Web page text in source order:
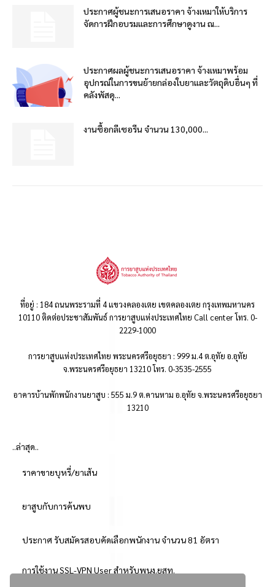
ประกาศผู้ชนะการเสนอราคา จ้างเหมาให้บริการ
จัดการฝึกอบรมและการศึกษาดูงาน ณ...
ประกาศผลผู้ชนะการเสนอราคา จ้างเหมาพร้อม
อุปกรณ์ในการขนย้ายกล่องใบยาและวัตถุดิบอื่นๆ ที่
คลังพัสดุ...
งานซื้อกลีเซอรีน จำนวน 130,000...
ที่อยู่ : 184 ถนนพระรามที่ 4 แขวงคลองเตย เขตคลองเตย กรุงเทพมหานคร
10110 ติดต่อประชาสัมพันธ์ การยาสูบแห่งประเทศไทย Call center โทร. 0-
2229-1000
การยาสูบแห่งประเทศไทย พระนครศรีอยุธยา : 999 ม.4 ต.อุทัย อ.อุทัย
จ.พระนครศรีอยุธยา 13210 โทร. 0-3535-2555
อาคารบ้านพักพนักงานยาสูบ : 555 ม.9 ต.คานหาม อ.อุทัย จ.พระนครศรีอยุธยา
13210
..ล่าสุด..
ราคาขายบุหรี่/ยาเส้น
ยาสูบกับการค้นพบ
ประกาศ รับสมัครสอบคัดเลือกพนักงาน จำนวน 81 อัตรา
การใช้งาน SSL-VPN User สำหรับพนง.ยสท.